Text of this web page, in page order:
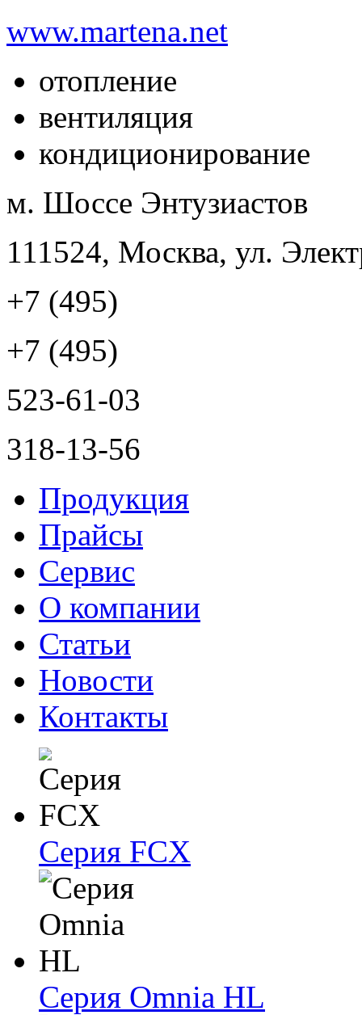
www.martena.net
отопление
вентиляция
кондиционирование
м. Шоссе Энтузиастов
111524, Москва, ул.
+7 (495)
+7 (495)
523-61-03
318-13-56
Продукция
Прайсы
Сервис
О компании
Статьи
Новости
Контакты
Серия FCX
Серия Omnia HL